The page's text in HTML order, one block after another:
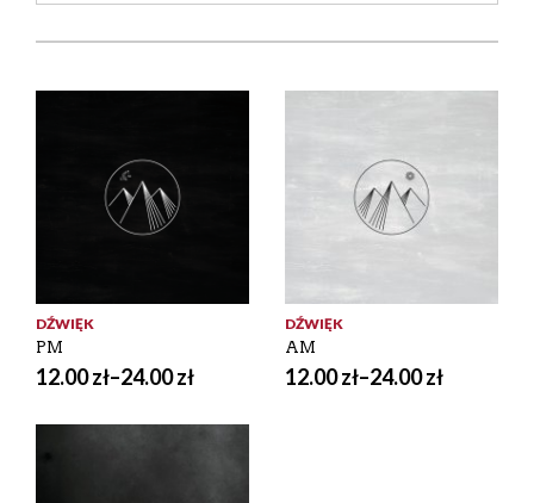
DŹWIĘK
PM
12.00zł–24.00zł
DŹWIĘK
AM
12.00zł–24.00zł